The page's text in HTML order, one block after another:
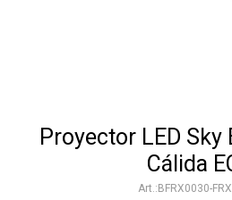
Proyector LED Sky
Cálida
BFRX0030-